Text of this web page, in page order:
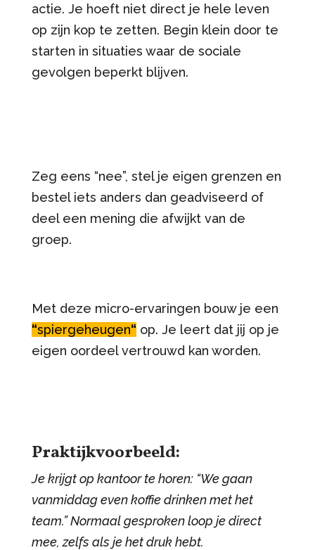
actie. Je hoeft niet direct je hele leven
op zijn kop te zetten. Begin klein door te
starten in situaties waar de sociale
gevolgen beperkt blijven.
Zeg eens “nee”, stel je eigen grenzen en
bestel iets anders dan geadviseerd of
deel een mening die afwijkt van de
groep.
Met deze micro-ervaringen bouw je een
“spiergeheugen“ op. Je leert dat jij op je
eigen oordeel vertrouwd kan worden.
Praktijkvoorbeeld:
Je krijgt op kantoor te horen: “We gaan
vanmiddag even koffie drinken met het
team.” Normaal gesproken loop je direct
mee, zelfs als je het druk hebt.